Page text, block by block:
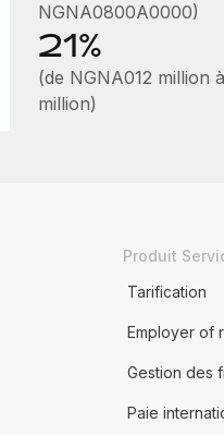
NGNA0800A0000)
21%
(de NGNA012 million
million)
Produit
Tarification
Employer of
Gestion des
Paie